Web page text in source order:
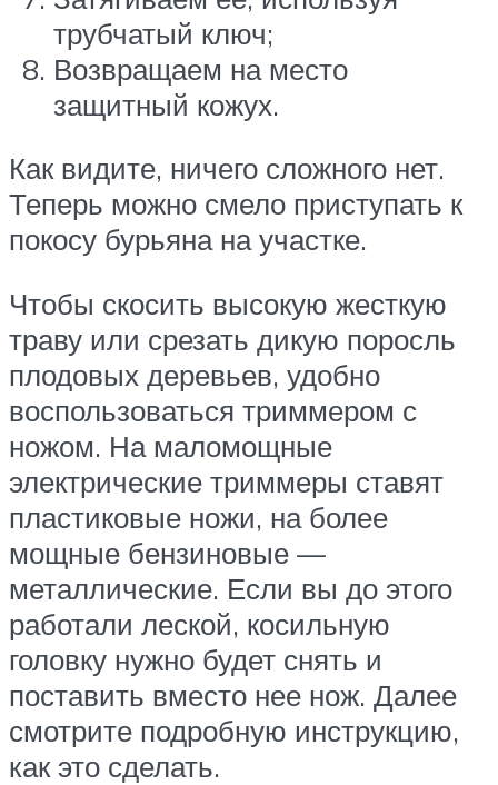
трубчатый ключ;
Возвращаем на место
защитный кожух.
Как видите, ничего сложного нет.
Теперь можно смело приступать к
покосу бурьяна на участке.
Чтобы скосить высокую жесткую
траву или срезать дикую поросль
плодовых деревьев, удобно
воспользоваться триммером с
ножом. На маломощные
электрические триммеры ставят
пластиковые ножи, на более
мощные бензиновые —
металлические. Если вы до этого
работали леской, косильную
головку нужно будет снять и
поставить вместо нее нож. Далее
смотрите подробную инструкцию,
как это сделать.